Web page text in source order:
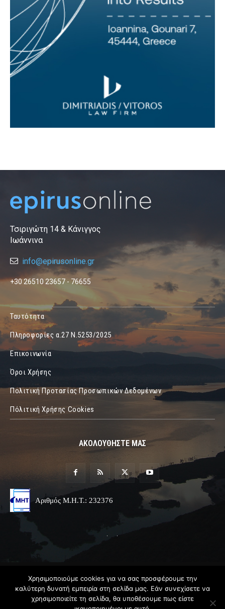
Τσιριγώτη 14 & Κάνιγγος
Ιωάννινα
info@epirusonline.gr
+30 26510 23657 - 76655
Ταυτότητα
Πληροφορίες α.27 Ν.5253/2025
Επικοινωνία
Όροι Χρήσης
Πολιτική Προτασίας Προσωπικών Δεδομένων
Πόλιτική Χρήσης Cookies
ΑΚΟΛΟΥΘΗΣΤΕ ΜΑΣ
Αριθμός Μ.Η.Τ.: 232376
© 2019 Epirus Online
Σχεδιασμός & ΑνάπτυξηAngel Web
Χρησιμοποιούμε cookies για να σας προσφέρουμε την
καλύτερη δυνατή εμπειρία στη σελίδα μας. Εάν συνεχίσετε να
χρησιμοποιείτε τη σελίδα, θα υποθέσουμε πως είστε